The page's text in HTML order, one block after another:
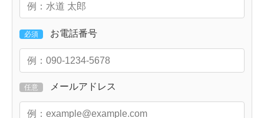
必須 お電話番号
任意 メールアドレス